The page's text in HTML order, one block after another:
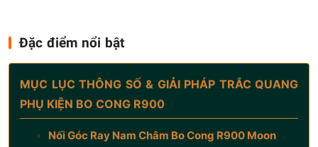
Đặc điểm nổi bật
MỤC LỤC THÔNG SỐ & GIẢI PHÁP TRẮC QUANG
PHỤ KIỆN BO CONG R900
Nối Góc Ray Nam Châm Bo Cong R900 Moon